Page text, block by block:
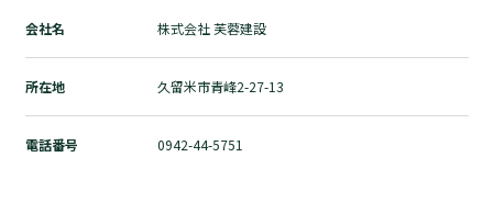
トップページ
加盟店検索
自然素材の家づくりとは？
会社名 株式会社 芙蓉建設
所在地 久留米市青峰2-27-13
電話番号 0942-44-5751